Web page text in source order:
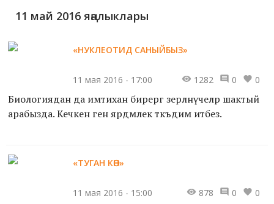
11 май 2016 яңалыклары
«НУКЛЕОТИД САНЫЙБЫЗ»
11 мая 2016 - 17:00 1282 0 0
Биологиядан да имтихан бирергә әзерләнүчеләр шактый
арабызда. Кечкенә генә ярдәмлек тәкъдим итәбез.
«ТУГАН КӨН»
11 мая 2016 - 15:00 878 0 0